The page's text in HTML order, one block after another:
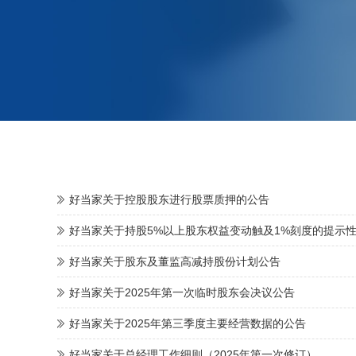
好当家关于控股股东进行股票质押的公告
好当家关于持股5%以上股东权益变动触及1%刻度的提示
好当家关于股东及董监高减持股份计划公告
好当家关于2025年第一次临时股东会决议公告
好当家关于2025年第三季度主要经营数据的公告